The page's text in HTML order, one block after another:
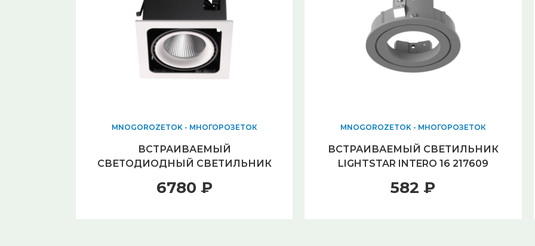
MNOGOROZETOK - МНОГОРОЗЕТОК
ВСТРАИВАЕМЫЙ
СВЕТОДИОДНЫЙ СВЕТИЛЬНИК
6780 ₽
MNOGOROZETOK - МНОГОРОЗЕТОК
ВСТРАИВАЕМЫЙ СВЕТИЛЬНИК
LIGHTSTAR INTERO 16 217609
582 ₽